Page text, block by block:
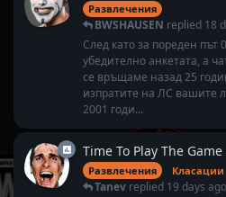
Развлечения
BWSHAUSEN replied 18
След като за пореден път
убедително анкетата, а
се връщаме назад 25
изпратите на ЛС вашите
2001 годи...
Time To Play The Game
Развлечения Класации
Tanev replied 19 days ago